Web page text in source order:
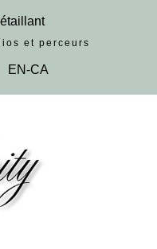
et perceurs